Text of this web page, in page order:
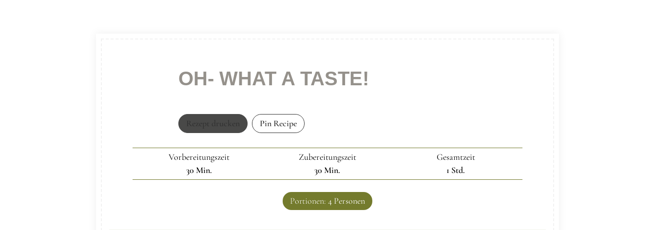
OH- WHAT A TASTE!
Pin Recipe
Vorbereitungszeit
30 Min.
Zubereitungszeit
30 Min.
Gesamtzeit
1 Std.
Portionen: 4 Personen